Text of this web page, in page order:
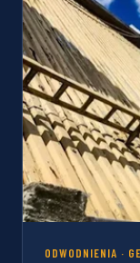
ODWODNIENIA ·